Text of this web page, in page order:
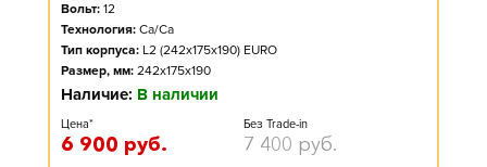
Вольт: 12
Технология: Ca/Ca
Тип корпуса: L2 (242x175x190) EURO
Размер, мм: 242x175x190
Наличие: В наличии
Цена*
6 900 руб.
Без Trade-in
7 400 руб.